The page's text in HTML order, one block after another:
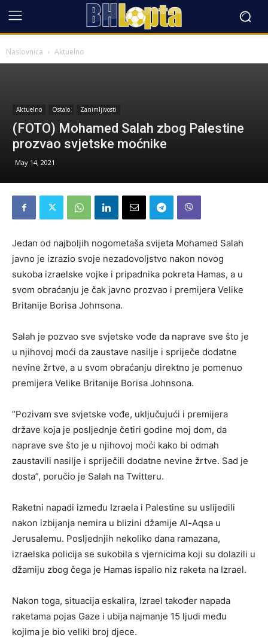
Naslovnica Aktuelno
Aktuelno Ostalo Zanimljivosti
(FOTO) Mohamed Salah zbog Palestine
prozvao svjetske moćnike
May 14, 2021
Jedan od najboljih nogometaša svijeta Mohamed Salah
javno je izrazio svoje nezadovoljstvo nakon novog
sukoba izraelske vojke i pripadnika pokreta Hamas, a u
svom obraćanju je čak javno prozvao i premijera Velike
Britanije Borisa Johnsona.
Salah je pozvao sve svjetske vođe da naprave sve što je
u njihovoj moći da zaustave nasilje i spriječe dodatne
nevine žrtve, a u svom obraćanju direktno je pomenuo
premijera Velike Britanije Borisa Johnsona.
“Pozivam sve svjetske vođe, uključujući i premijera
države koja je posljednje četiri godine moj dom, da
naprave sve što je u njihovoj moći kako bi odmah
zaustavili nasilje i spriječili dodatne nevine žrtve. Sad je
dosta”, poručio je Salah na Twitteru.
Raketni napadi između Izraela i Palestine su uslijedili
nakon izbijanja nemira u blizini džamije Al-Aqsa u
Jerusalemu. Posljednjih nekoliko dana ramazana,
izraelska policija se sukobila s vjernicima koji su dolazili u
džamiju zbog čega je Hamas ispalio niz raketa na Izrael.
Nakon toga, situacija eskalira, Izrael također napada
raketama pojas Gaze i ubija najmanje 15 ljudi među
kojima je bio veliki broj djece.